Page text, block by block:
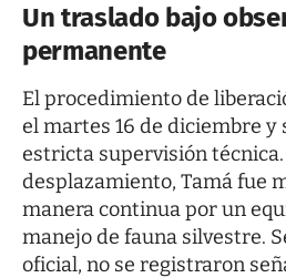
Un traslado bajo
permanente
El procedimiento de
el martes 16 de diciembre y
estricta supervisión
desplazamiento, Tamá fue
manera continua por un
manejo de fauna silvestre.
oficial, no se registraron